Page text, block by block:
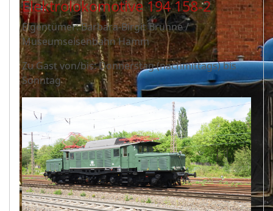
Elektrolokomotive 194 158-2
Eigentümer: Barbara-Birgit Brunne /
Museumseisenbahn Hamm
Zu Gast von/bis: Donnerstag (nachmittags) bis
Sonntag